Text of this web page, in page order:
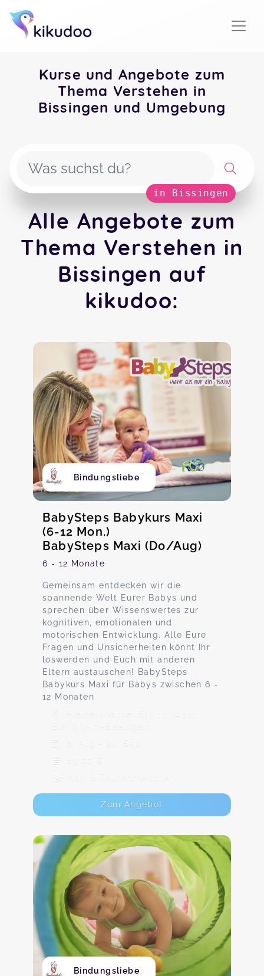
Kurse und Angebote zum
Thema Verstehen in
Bissingen und Umgebung
in Bissingen
Alle Angebote zum
Thema Verstehen in
Bissingen auf
kikudoo:
Bindungsliebe
BabySteps Babykurs Maxi
(6-12 Mon.)
BabySteps Maxi (Do/Aug)
6 - 12 Monate
Gemeinsam entdecken wir die
spannende Welt Eurer Babys und
sprechen über Wissenswertes zur
kognitiven, emotionalen und
motorischen Entwicklung. Alle Eure
Fragen und Unsicherheiten könnt Ihr
loswerden und Euch mit anderen
Eltern austauschen! BabySteps
Babykurs Maxi für Babys zwischen 6 -
12 Monaten
Pleidelsheimer Str. 11, 74321
Bietigheim-Bissingen
6. Aug - 24. Sep
89,00 €
Max. 8 TeilnehmerInnen
Zum Angebot
Bindungsliebe